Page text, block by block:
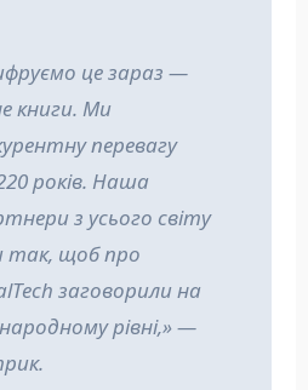
це зараз —
книги. Ми
перевагу
років. Наша
з усього світу
так, щоб про
заговорили на
рівні,» —